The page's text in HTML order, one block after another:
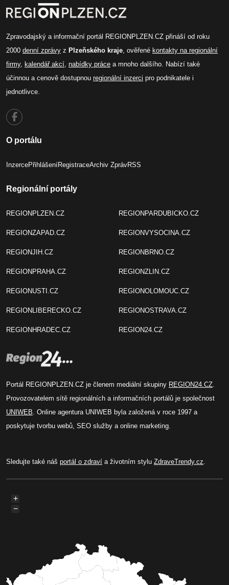
Zpravodajský a informační portál REGIONPLZEN.CZ přináší od roku
2000 denní zprávy z Plzeňského kraje , ověřené kontakty na regionální
firmy, kalendář akcí nabídky práce a mnoho dalšího. Nabízí také
účinnou a cenově dostupnou regionální inzerci pro podnikatele i
jednotlivce.
O portálu
InzercePřihlášeníRegistraceArchiv ZprávRSS
Regionální portály
REGIONPLZEN.CZ
REGIONZAPAD.CZ
REGIONJIH.CZ
REGIONPRAHA.CZ
REGIONUSTI.CZ
REGIONLIBERECKO.CZ
REGIONHRADEC.CZ
REGIONPARDUBICKO.CZ
REGIONVYSOCINA.CZ
REGIONBRNO.CZ
REGIONZLIN.CZ
REGIONOLOMOUC.CZ
REGIONOSTRAVA.CZ
REGION24.CZ
Portál REGIONPLZEN.CZ je členem mediální skupiny REGION24.CZ
Provozovatelem sítě regionálních a informačních portálů je společnost
UNIWEB . Online agentura UNIWEB byla založená v roce 1997 a
poskytuje tvorbu webů, SEO služby a online marketing.
Sledujte také náš portál o zdraví a životním stylu ZdraveTrendy.cz
+
−